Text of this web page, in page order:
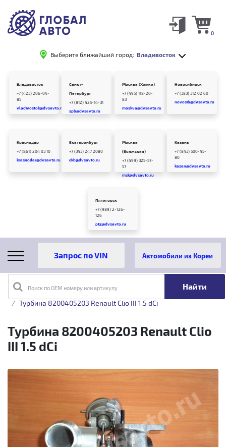
Выберите ближайший город: Владивосток
0
Владивосток
+7 (423) 206-04-
85
vladivostok@dvsavto.ru
Санкт-
Петербург
+7 (812) 425-14-31
spb@dvsavto.ru
Москва (Химки)
+7 (495) 118-20-
83
moskva@dvsavto.ru
Новосибирск
+7 (383) 312 02 60
novosib@dvsavto.ru
Краснодар
+7 (861) 204 03 10
krasnodar@dvsavto.ru
Екатеринбург
+7 (343) 247 2080
ekb@dvsavto.ru
Москва
(Волжская)
+7 (499) 325-57-
57
msk@dvsavto.ru
Казань
+7 (843) 500-45-
80
kazan@dvsavto.ru
Пятигорск
+7 (989) 2-126-
126
ptg@dvsavto.ru
Поиск по OEM номеру или артикулу
Автомобили из Кореи
Главная
Каталог товаров
Турбина 8200405203 Renault Clio III 1.5 dCi
Турбина 8200405203 Renault Clio
III 1.5 dCi